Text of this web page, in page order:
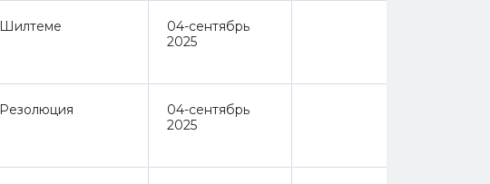
Шилтеме
04-сентябрь
2025
Резолюция
04-сентябрь
2025